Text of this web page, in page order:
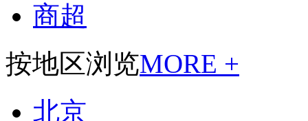
商超
按地区浏览MORE +
北京